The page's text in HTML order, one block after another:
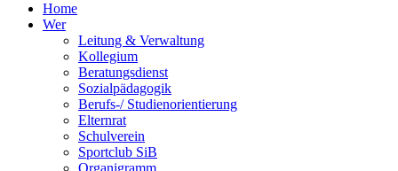
Home
Wer
Leitung & Verwaltung
Kollegium
Beratungsdienst
Sozialpädagogik
Berufs-/ Studienorientierung
Elternrat
Schulverein
Sportclub SiB